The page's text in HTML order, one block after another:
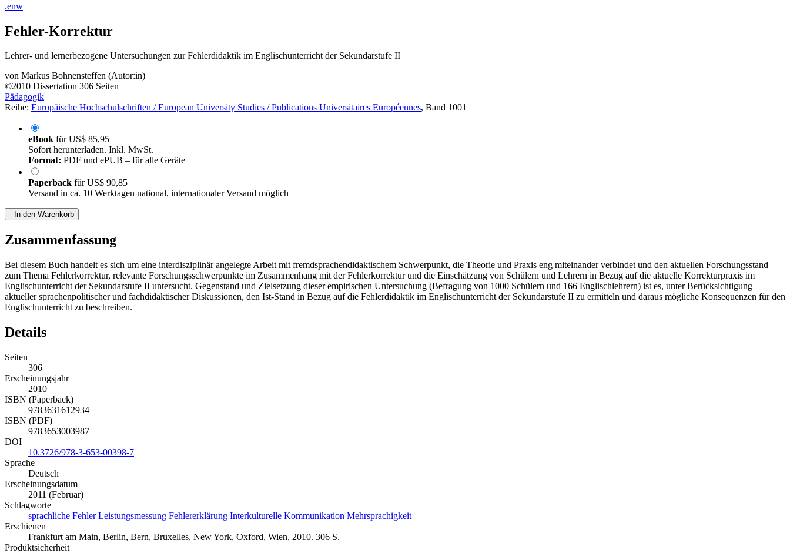
.enw
Fehler-Korrektur
Lehrer- und lernerbezogene Untersuchungen zur Fehlerdidaktik im Englischunterricht der Sekundarstufe II
von Markus Bohnensteffen (Autor:in)
©2010 Dissertation 306 Seiten
Pädagogik
Reihe: Europäische Hochschulschriften / European University Studies / Publications Universitaires Européennes, Band 1001
eBook fürUS$ 85,95
Sofort herunterladen. Inkl. MwSt.
Format: PDF und ePUB – für alle Geräte
Paperback fürUS$ 90,85
Versand in ca. 10 Werktagen national, internationaler Versand möglich
In den Warenkorb
Zusammenfassung
Bei diesem Buch handelt es sich um eine interdisziplinär angelegte Arbeit mit fremdsprachendidaktischem Schwerpunkt, die Theorie und Praxis eng miteinander verbindet und den aktuellen Forschungsstand
zum Thema Fehlerkorrektur, relevante Forschungsschwerpunkte im Zusammenhang mit der Fehlerkorrektur und die Einschätzung von Schülern und Lehrern in Bezug auf die aktuelle Korrekturpraxis im
Englischunterricht der Sekundarstufe II untersucht. Gegenstand und Zielsetzung dieser empirischen Untersuchung (Befragung von 1000 Schülern und 166 Englischlehrern) ist es, unter Berücksichtigung
aktueller sprachenpolitischer und fachdidaktischer Diskussionen, den Ist-Stand in Bezug auf die Fehlerdidaktik im Englischunterricht der Sekundarstufe II zu ermitteln und daraus mögliche Konsequenzen für den
Englischunterricht zu beschreiben.
Details
Seiten
306
Erscheinungsjahr
2010
ISBN (Paperback)
9783631612934
ISBN (PDF)
9783653003987
DOI
10.3726/978-3-653-00398-7
Sprache
Deutsch
Erscheinungsdatum
2011 (Februar)
Schlagworte
sprachliche Fehler Leistungsmessung Fehlererklärung Interkulturelle Kommunikation Mehrsprachigkeit
Erschienen
Frankfurt am Main, Berlin, Bern, Bruxelles, New York, Oxford, Wien, 2010. 306 S.
Produktsicherheit